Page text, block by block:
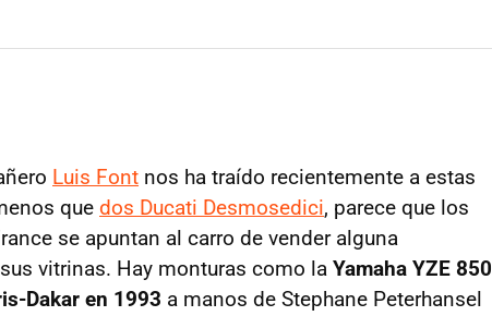
Luis Font nos ha traído recientemente a estas
que dos Ducati Desmosedici, parece que los
se apuntan al carro de vender alguna
vitrinas. Hay monturas como la Yamaha YZE 850
Dakar en 1993 a manos de Stephane Peterhansel